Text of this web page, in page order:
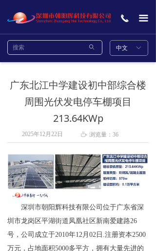
끀
首页
关于我们
项目案例
新闻中心
끅
ꀅ
中文
ꄙ
广东北江中学建设初中部综合楼
周围光伏发电停车棚项目
213.64KWp
深圳市朝阳辉科技有限公司位于广东省深
圳市龙岗区平湖街道凤凰社区新南爱建路26
号，公司成立于2010年12月02日.注册资本2500
万元，占地面积5000多平方，拥有大量先进的
2025年12月22日 ꄘ 浏览量： 36